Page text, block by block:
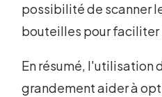
possibilité de scanner
bouteilles pour faciliter
En résumé, l'utilisation
grandement aider à